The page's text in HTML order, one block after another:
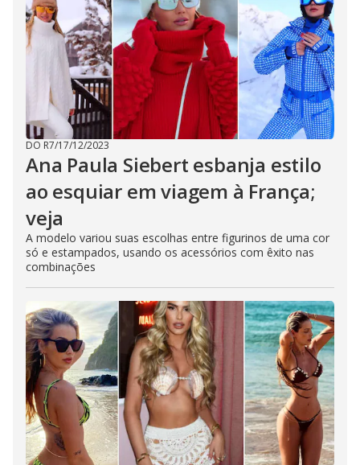
DO R7/17/12/2023
Ana Paula Siebert esbanja estilo
ao esquiar em viagem à França;
veja
A modelo variou suas escolhas entre figurinos de uma cor
só e estampados, usando os acessórios com êxito nas
combinações